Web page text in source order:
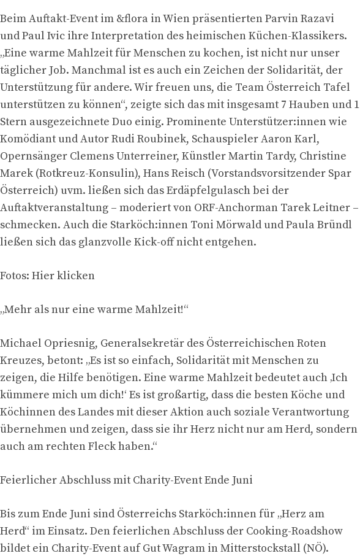
Beim Auftakt-Event im &flora in Wien präsentierten Parvin Razavi
und Paul Ivic ihre Interpretation des heimischen Küchen-Klassikers.
„Eine warme Mahlzeit für Menschen zu kochen, ist nicht nur unser
täglicher Job. Manchmal ist es auch ein Zeichen der Solidarität, der
Unterstützung für andere. Wir freuen uns, die Team Österreich Tafel
unterstützen zu können“, zeigte sich das mit insgesamt 7 Hauben und 1
Stern ausgezeichnete Duo einig. Prominente Unterstützer:innen wie
Komödiant und Autor Rudi Roubinek, Schauspieler Aaron Karl,
Opernsänger Clemens Unterreiner, Künstler Martin Tardy, Christine
Marek (Rotkreuz-Konsulin), Hans Reisch (Vorstandsvorsitzender Spar
Österreich) uvm. ließen sich das Erdäpfelgulasch bei der
Auftaktveranstaltung – moderiert von ORF-Anchorman Tarek Leitner –
schmecken. Auch die Starköch:innen Toni Mörwald und Paula Bründl
ließen sich das glanzvolle Kick-off nicht entgehen.
Fotos: Hier klicken
„Mehr als nur eine warme Mahlzeit!“
Michael Opriesnig, Generalsekretär des Österreichischen Roten
Kreuzes, betont: „Es ist so einfach, Solidarität mit Menschen zu
zeigen, die Hilfe benötigen. Eine warme Mahlzeit bedeutet auch ‚Ich
kümmere mich um dich!‘ Es ist großartig, dass die besten Köche und
Köchinnen des Landes mit dieser Aktion auch soziale Verantwortung
übernehmen und zeigen, dass sie ihr Herz nicht nur am Herd, sondern
auch am rechten Fleck haben.“
Feierlicher Abschluss mit Charity-Event Ende Juni
Bis zum Ende Juni sind Österreichs Starköch:innen für „Herz am
Herd“ im Einsatz. Den feierlichen Abschluss der Cooking-Roadshow
bildet ein Charity-Event auf Gut Wagram in Mitterstockstall (NÖ).